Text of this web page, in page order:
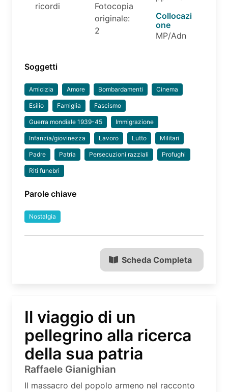
ricordi
Fotocopia
originale:
2
Collocazi
one
MP/Adn
Soggetti
Amicizia Amore Bombardamenti Cinema
Esilio Famiglia Fascismo
Guerra mondiale 1939-45 Immigrazione
Infanzia/giovinezza Lavoro Lutto Militari
Padre Patria Persecuzioni razziali Profughi
Riti funebri
Parole chiave
Nostalgia
Scheda Completa
Il viaggio di un
pellegrino alla ricerca
della sua patria
Raffaele Gianighian
Il massacro del popolo armeno nel racconto